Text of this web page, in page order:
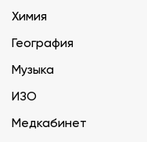
Химия
География
Музыка
ИЗО
Медкабинет